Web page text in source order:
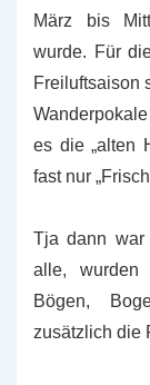
März bis
wurde. Für
Freiluftsaison
es die „alten
fast nur
Tja dann war
alle, wurden
Bögen,
zusätzlich die